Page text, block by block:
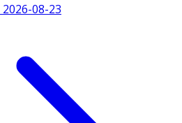
2026-08-23